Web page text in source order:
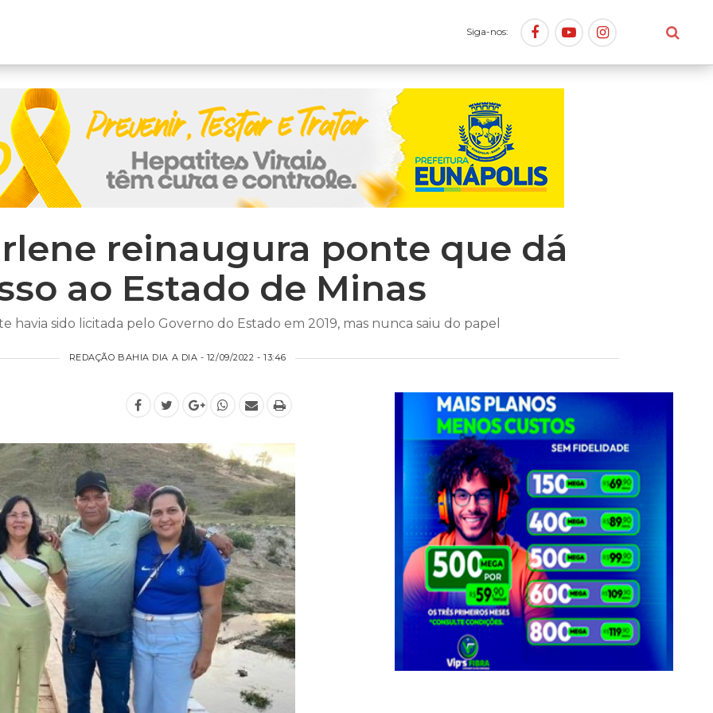
Siga-nos:
reinaugura ponte que dá
ao Estado de Minas
havia sido licitada pelo Governo do Estado em 2019, mas nunca saiu do papel
REDAÇÃO BAHIA DIA A DIA - 12/09/2022 - 13:46